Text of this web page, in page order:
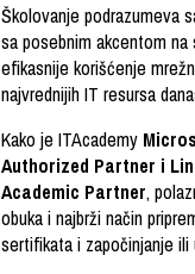
Školovanje podrazumeva
sa posebnim akcentom
efikasnije korišćenje
najvrednijih IT resursa
Kako je ITAcademy
Authorized Partner i
Academic Partner,
obuka i najbrži način
sertifikata i započinjanje ili